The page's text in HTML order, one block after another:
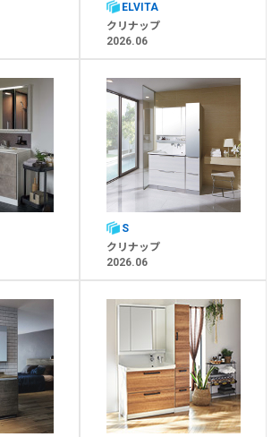
ELVITA
クリナップ
2026.06
S
クリナップ
2026.06